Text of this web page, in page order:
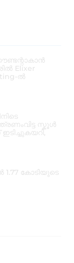
Elixer
ൽ
സ്കൂൾ
1.77 കോടിയുടെ